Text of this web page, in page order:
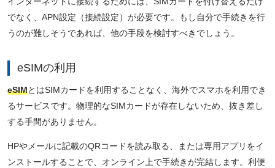
でなく、APN設定（接続設定）が必要です。もし自分で手続きを行
うのが難しそうであれば、他の手段を検討すべきでしょう。
eSIMの利用
eSIMとはSIMカードを利用することなく、海外でスマホを利用でき
るサービスです。物理的なSIMカードが存在しないため、抜き差し
する手間がありません。
HPやメールに記載のQRコードを読み取る、または専用アプリをイ
ンストールすることで、オンライン上で手続きが完結します。利便